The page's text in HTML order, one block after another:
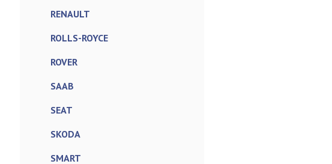
RENAULT
ROLLS-ROYCE
ROVER
SAAB
SEAT
SKODA
SMART